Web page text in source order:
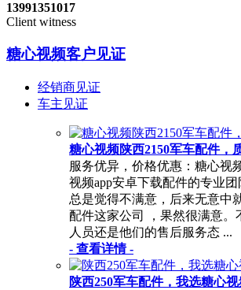
13991351017
Client witness
糖心视频客户见证
经销商见证
车主见证
糖心视频陕西2150军车配件
服务优异，价格优惠：糖
视频app安卓下载配件的专业团
总是觉得不满意，后来无意
配件这家公司 ，果然很满意
人员还是他们的售后服务态 ...
- 查看详情 -
陕西250军车配件，我选糖心